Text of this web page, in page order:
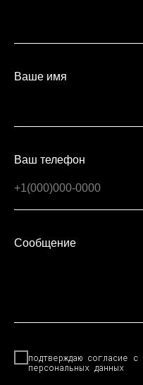
Ваше имя
Ваш телефон
Сообщение
подтверждаю согласие с
персональных данных